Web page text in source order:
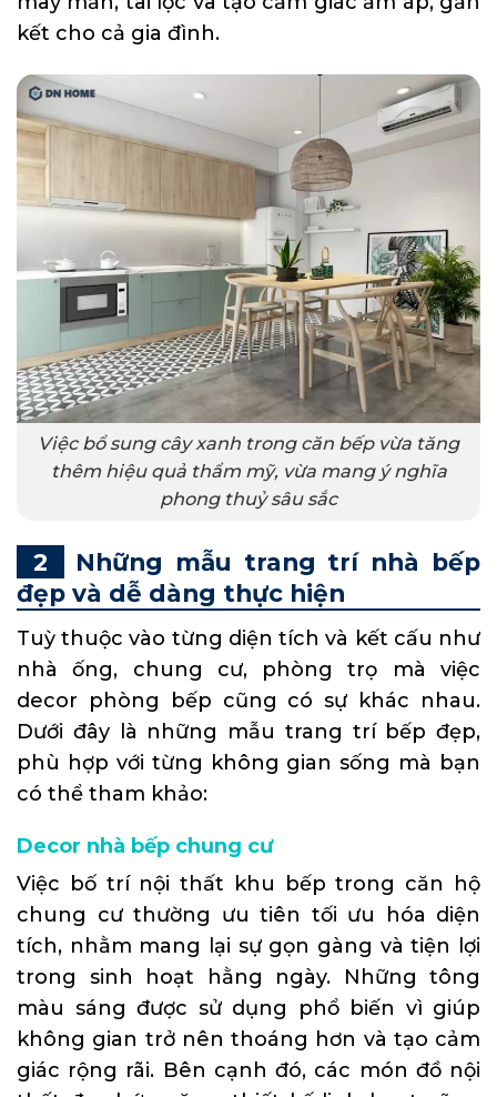
kết cho cả gia đình.
Việc bổ sung cây xanh trong căn bếp vừa tăng
thêm hiệu quả thẩm mỹ, vừa mang ý nghĩa
phong thuỷ sâu sắc
Những mẫu trang trí nhà bếp
đẹp và dễ dàng thực hiện
Tuỳ thuộc vào từng diện tích và kết cấu như
nhà ống, chung cư, phòng trọ mà việc
decor phòng bếp cũng có sự khác nhau.
Dưới đây là những mẫu trang trí bếp đẹp,
phù hợp với từng không gian sống mà bạn
có thể tham khảo:
Decor nhà bếp chung cư
Việc bố trí nội thất khu
bếp trong căn hộ
chung cư thường ưu tiên tối ưu hóa diện
tích, nhằm mang lại sự gọn gàng và tiện lợi
trong sinh hoạt hằng ngày. Những tông
màu sáng được sử dụng phổ biến vì giúp
không gian trở nên thoáng hơn và tạo cảm
giác rộng rãi. Bên cạnh đó, các món đồ nội